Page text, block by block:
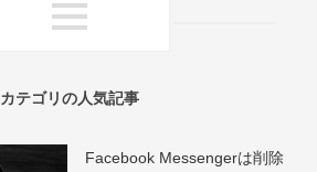
カテゴリの人気記事
Facebook Messengerは削除